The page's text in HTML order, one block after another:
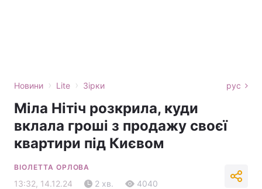
Новини › Lite › Зірки рус
Міла Нітіч розкрила, куди
вклала гроші з продажу своєї
квартири під Києвом
ВІОЛЕТТА ОРЛОВА
13:32, 14.12.24 2 хв. 4040